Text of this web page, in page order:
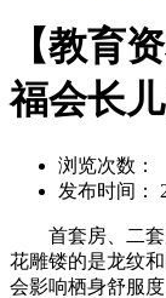
【教育
福会长
浏览次数：
发布时间：
首套房、二套
花雕镂的是龙纹
会影响栖身舒服